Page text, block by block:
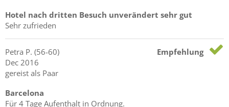
Hotel nach dritten Besuch unverändert sehr gut
Sehr zufrieden
Petra P. (56-60)
Dec 2016
gereist als Paar
Empfehlung
Barcelona
Für 4 Tage Aufenthalt in Ordnung.